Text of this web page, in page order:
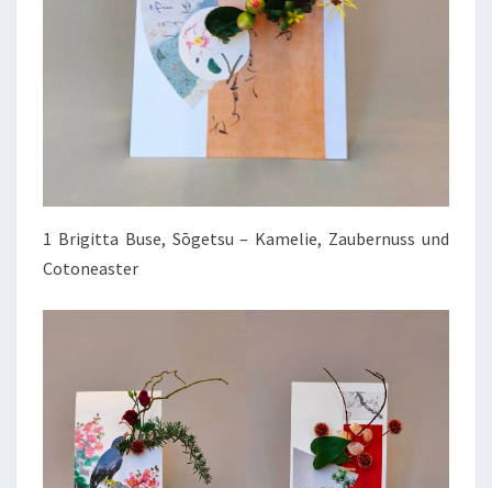
1 Brigitta Buse, Sōgetsu – Kamelie, Zaubernuss und
Cotoneaster